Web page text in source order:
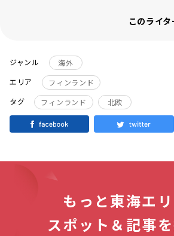
このライ
ジャンル
海外
エリア
フィンランド
タグ
フィンランド 北欧
もっと東海エ
スポット＆記事